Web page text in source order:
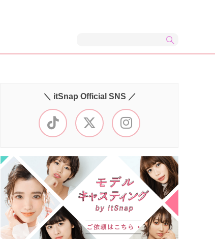
＼ itSnap Official SNS ／